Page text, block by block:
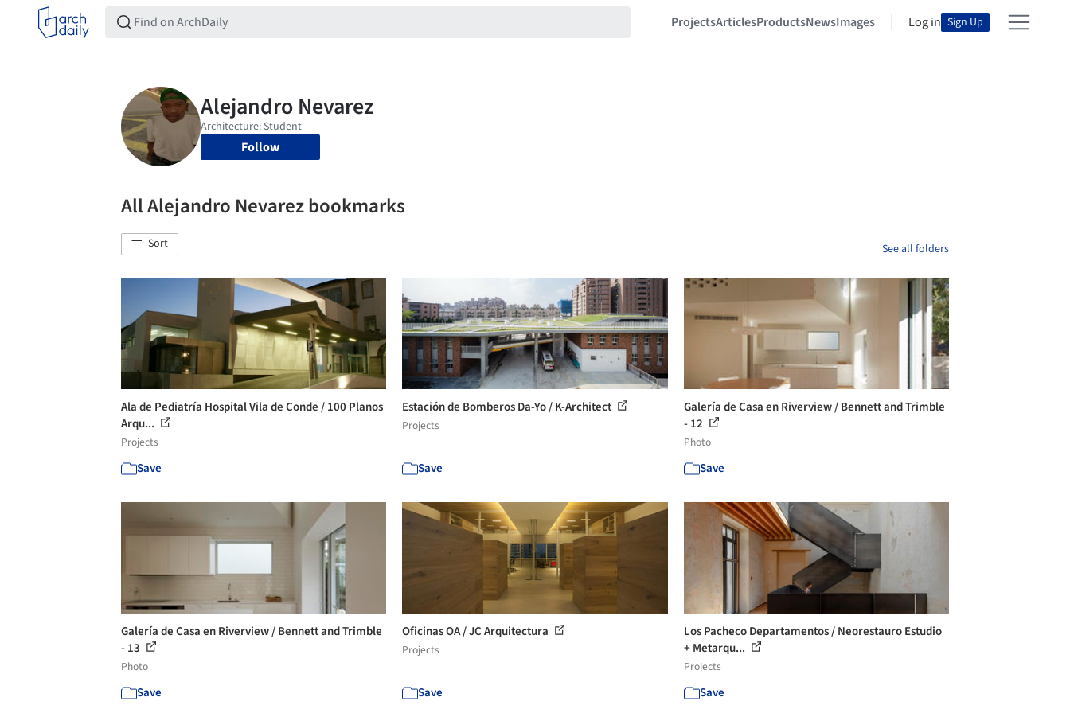
ProjectsArticlesProductsNewsImages Log in Sign Up
Follow
All Alejandro Nevarez bookmarks
Sort See all folders
Ala de Pediatría Hospital Vila de Conde / 100 Planos
Arqu...
Projects
Save
Estación de Bomberos Da-Yo / K-Architect
Projects
Save
Galería de Casa en Riverview / Bennett and Trimble
- 12
Photo
Save
Galería de Casa en Riverview / Bennett and Trimble
- 13
Photo
Save
Oficinas OA / JC Arquitectura
Projects
Save
Los Pacheco Departamentos / Neorestauro Estudio
+ Metarqu...
Projects
Save